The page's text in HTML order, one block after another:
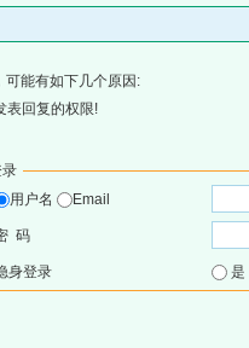
可能有如下几个原因:
表回复的权限!
用户名
Email
码
身登录